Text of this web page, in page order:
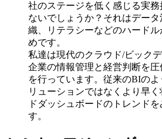
社のステージを低く感じる実
ないでしょうか？それはデー
織、リテラシーなどのハード
めです。
私達は現代のクラウド/ビック
企業の情報管理と経営判断を
を行っています。従来のBIの
リューションではなくより早
ドダッシュボードのトレンド
す。